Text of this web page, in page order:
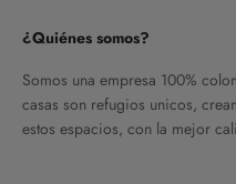
¿Quiénes somos?
Somos una empresa 100%
casas son refugios unicos,
estos espacios, con la mejor